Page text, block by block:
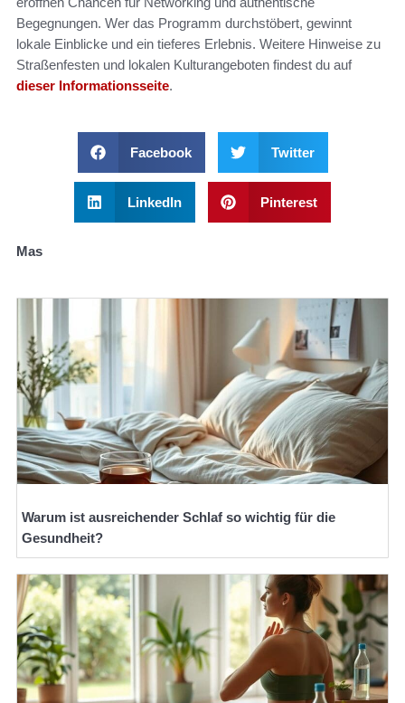
Begegnungen. Wer das Programm durchstöbert, gewinnt
lokale Einblicke und ein tieferes Erlebnis. Weitere Hinweise zu
Straßenfesten und lokalen Kulturangeboten findest du auf
dieser Informationsseite.
Facebook Twitter
LinkedIn Pinterest
Mas
Warum ist ausreichender Schlaf so wichtig für die
Gesundheit?